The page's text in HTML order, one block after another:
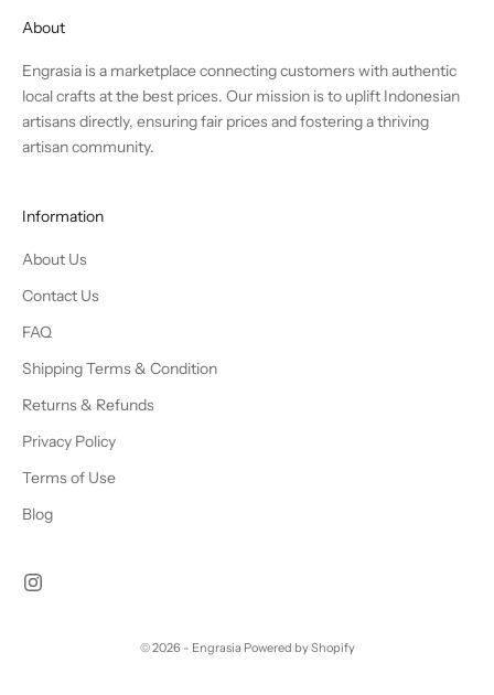
About
Engrasia is a marketplace connecting customers with authentic
local crafts at the best prices. Our mission is to uplift Indonesian
artisans directly, ensuring fair prices and fostering a thriving
artisan community.
Information
About Us
Contact Us
FAQ
Shipping Terms & Condition
Returns & Refunds
Privacy Policy
Terms of Use
Blog
© 2026 - Engrasia Powered by Shopify